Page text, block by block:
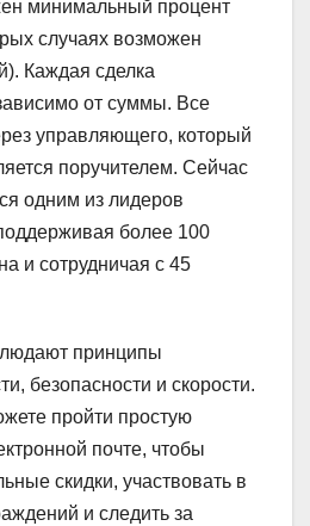
минимальный процент
случаях возможен
Каждая сделка
от суммы. Все
управляющего, который
поручителем. Сейчас
одним из лидеров
более 100
и сотрудничая с 45
принципы
безопасности и скорости.
пройти простую
почте, чтобы
скидки, участвовать в
и следить за